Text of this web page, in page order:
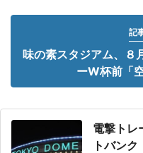
記
味の素スタジアム、
ーW杯前「
電撃トレ
トバン